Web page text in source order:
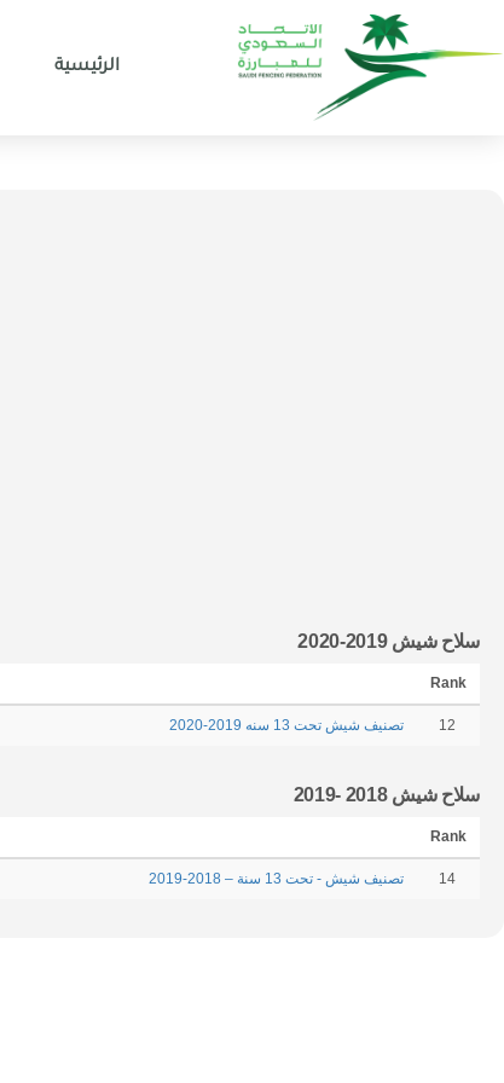
الرئيسية
سلاح شيش 2019-2020
Rank
12 تصنيف شيش تحت 13 سنه 2019-2020
سلاح شيش 2018 -2019
Rank
14 تصنيف شيش - تحت 13 سنة – 2018-2019